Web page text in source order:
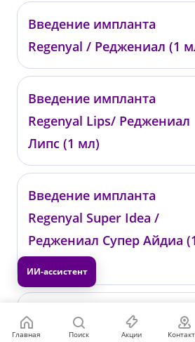
00861
от 53 000 ₽
Введение импланта
Regenyal / Реджениал (1
00789
от 21 200 ₽
Введение импланта
Regenyal Lips/ Реджениал
Липс (1 мл)
00790
от 20 200 ₽
Введение импланта
Regenyal Super Idea /
Реджениал Супер Айдиа (1
Введение импланта
Regenyal Super Idea /
Главная Поиск Акции